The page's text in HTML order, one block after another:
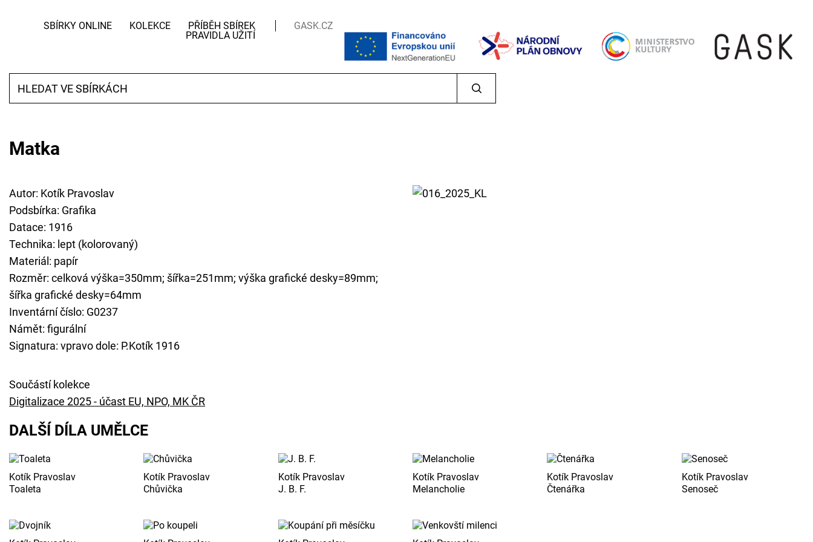
SBÍRKY ONLINE KOLEKCE
PŘÍBĚH SBÍREK
PRAVIDLA UŽITÍ
GASK.CZ
Matka
Autor: Kotík Pravoslav
Podsbírka: Grafika
Datace: 1916
Technika: lept (kolorovaný)
Materiál: papír
Rozměr: celková výška=350mm; šířka=251mm; výška grafické desky=89mm;
šířka grafické desky=64mm
Inventární číslo: G0237
Námět: figurální
Signatura: vpravo dole: P.Kotík 1916
Součástí kolekce
Digitalizace 2025 - účast EU, NPO, MK ČR
DALŠÍ DÍLA UMĚLCE
Kotík Pravoslav
Toaleta
Kotík Pravoslav
Chůvička
Kotík Pravoslav
J. B. F.
Kotík Pravoslav
Melancholie
Kotík Pravoslav
Čtenářka
Kotík Pravoslav
Senoseč